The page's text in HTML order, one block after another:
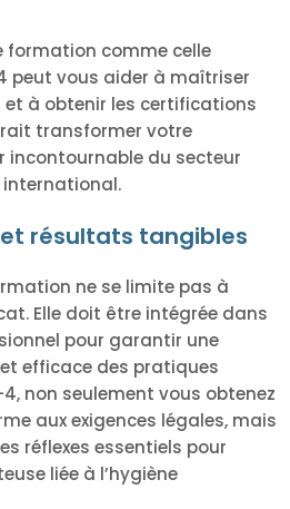
formation comme celle
peut vous aider à maîtriser
et à obtenir les certifications
transformer votre
incontournable du secteur
résultats tangibles
ne se limite pas à
Elle doit être intégrée dans
pour garantir une
efficace des pratiques
non seulement vous obtenez
aux exigences légales, mais
réflexes essentiels pour
liée à l’hygiène